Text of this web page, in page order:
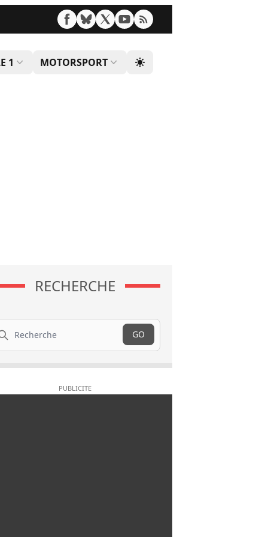
1 MOTORSPORT
RECHERCHE
GO